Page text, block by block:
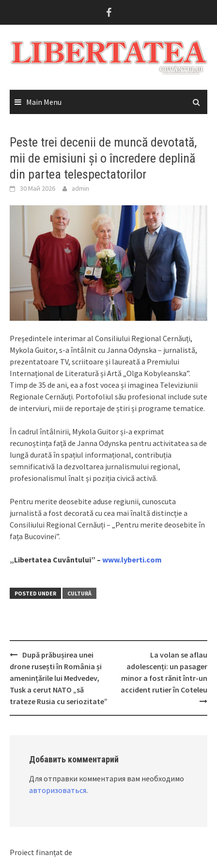
Main Menu
Peste trei decenii de muncă devotată,
mii de emisiuni și o încredere deplină
din partea telespectatorilor
30 Май 2026 admin
Președintele interimar al Consiliului Regional Cernăuți,
Mykola Guitor, s-a întâlnit cu Janna Odynska – jurnalistă,
prezentatoare TV, scriitoare și laureată a Premiului
Internațional de Literatură și Artă „Olga Kobyleanska”.
Timp de 35 de ani, ea a fost vocea și imaginea Televiziunii
Regionale Cernăuți. Portofoliul său profesional include sute
de interviuri, mii de reportaje de știri și programe tematice.
În cadrul întâlnirii, Mykola Guitor și-a exprimat
recunoștința față de Janna Odynska pentru activitatea sa de
lungă durată în spațiul informațional, contribuția
semnificativă la dezvoltarea jurnalismului regional,
profesionalismul înalt și poziția civică activă.
Pentru merite deosebite aduse regiunii, cunoscuta
jurnalistă a fost decorată cu cea mai înaltă distincție a
Consiliului Regional Cernăuți – „Pentru merite deosebite în
fața Bucovinei”.
„Libertatea Cuvântului” – www.lyberti.com
POSTED UNDER CULTURĂ
Post
navigation
După prăbușirea unei
drone rusești în România și
amenințările lui Medvedev,
Tusk a cerut NATO „să
trateze Rusia cu seriozitate”
La volan se aflau
adolescenți: un pasager
minor a fost rănit într-un
accident rutier în Coteleu
Добавить комментарий
Для отправки комментария вам необходимо
авторизоваться.
Proiect finanțat de